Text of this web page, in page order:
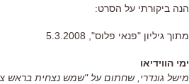
הנה ביקורתי על הסרט:
מתוך גיליון "פנאי פלוס", 5.3.2008
ימי הווידיאו
מישל גונדרי, שחתום על "שמש נצחית בראש